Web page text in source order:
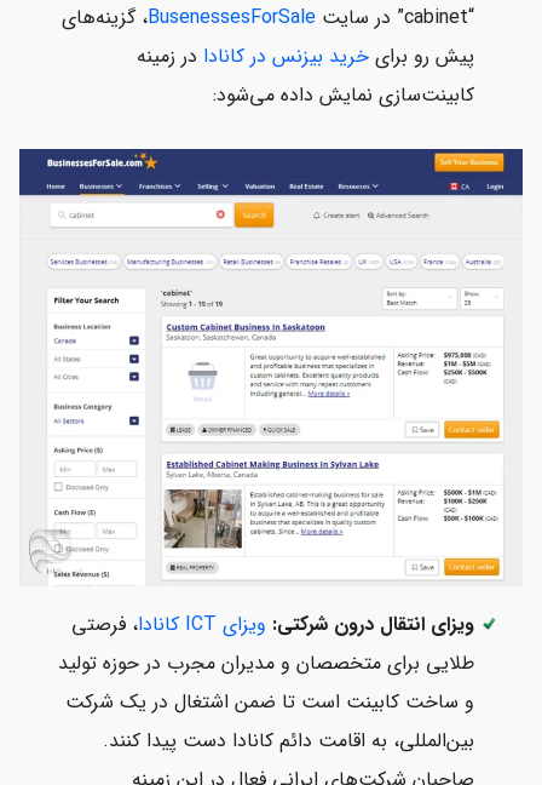
“cabinet” در سایت
BusenessesForSale، گزینه‌های
پیش رو برای خرید بیزنس در کانادا در زمینه
کابینت‌سازی نمایش داده می‌شود:
ویزای انتقال درون شرکتی: ویزای ICT کانادا
، فرصتی
طلایی برای متخصصان و مدیران مجرب در حوزه تولید
و ساخت کابینت است تا ضمن اشتغال در یک شرکت
بین‌المللی، به اقامت دائم کانادا دست پیدا کنند.